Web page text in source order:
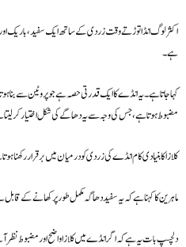
اکثر لوگ انڈا توڑتے وقت زردی کے ساتھ ایک سفید، باریک
ہے۔
مضبوط ہوتا ہے، جس کی وجہ سے یہ دھاگے کی شکل اختیار کر
کلازا کا بنیادی کام انڈے کی زردی کو درمیان میں برقرار
ماہرین کا کہنا ہے کہ یہ سفید دھاگہ مکمل طور پر کھانے کے
دلچسپ بات یہ ہے کہ اگر انڈے میں کلازا واضح اور مضبوط نظر